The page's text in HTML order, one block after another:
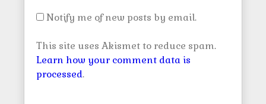
Notify me of new posts by email.
This site uses Akismet to reduce spam.
Learn how your comment data is
processed.